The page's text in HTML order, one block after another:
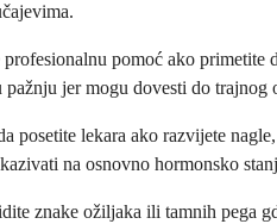
pomoć ako
pažnju jer mogu dovesti do trajnog
posetite lekara ako razvijete
na osnovno hormonsko
znake ožiljaka ili tamnih pega